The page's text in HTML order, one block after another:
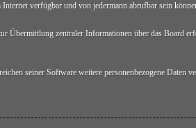
verfügbar und von jedermann abrufbar sein
Übermittlung zentraler Informationen über das Board
seiner Software weitere personenbezogene Daten